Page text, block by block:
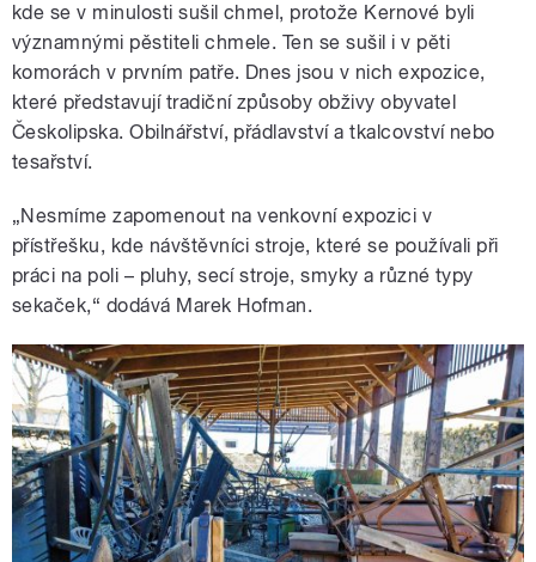
kde se v minulosti sušil chmel, protože Kernové byli
významnými pěstiteli chmele. Ten se sušil i v pěti
komorách v prvním patře. Dnes jsou v nich expozice,
které představují tradiční způsoby obživy obyvatel
Českolipska. Obilnářství, přádlavství a tkalcovství nebo
tesařství.
„Nesmíme zapomenout na venkovní expozici v
přístřešku, kde návštěvníci stroje, které se používali při
práci na poli – pluhy, secí stroje, smyky a různé typy
sekaček,“ dodává Marek Hofman.